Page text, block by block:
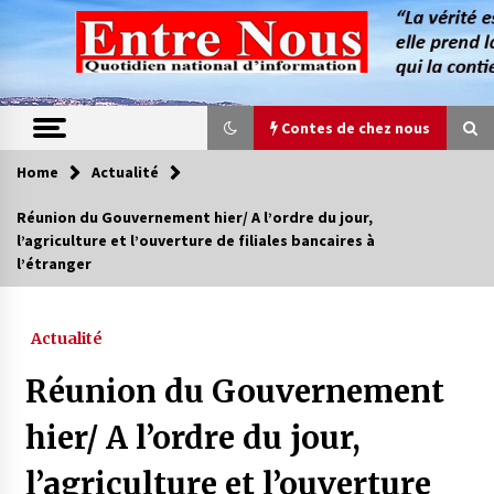
content
Contes de chez nous
Contes de chez nous
4 ans ago
Oum el Gaïla / L’ogresse du M’zab
4 ans ago
Home Actualité
Réunion du Gouvernement hier/ A l’ordre du jour,
l’agriculture et l’ouverture de filiales bancaires à
l’étranger
Actualité
Réunion du Gouvernement
hier/ A l’ordre du jour,
l’agriculture et l’ouverture